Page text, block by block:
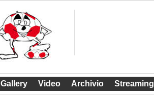
Gallery Video Archivio Streaming